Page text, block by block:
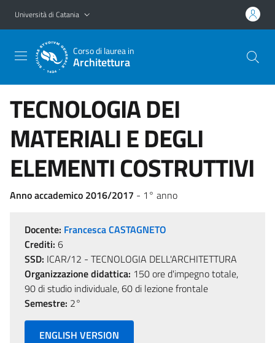
Vai al contenuto principale
Vai al menu di navigazione
Università di Catania
Corso di laurea in
Architettura
TECNOLOGIA DEI
MATERIALI E DEGLI
ELEMENTI COSTRUTTIVI
Anno accademico 2016/2017 - 1° anno
Docente: Francesca CASTAGNETO
Crediti: 6
SSD: ICAR/12 - TECNOLOGIA DELL'ARCHITETTURA
Organizzazione didattica: 150 ore d'impegno totale,
90 di studio individuale, 60 di lezione frontale
Semestre: 2°
ENGLISH VERSION